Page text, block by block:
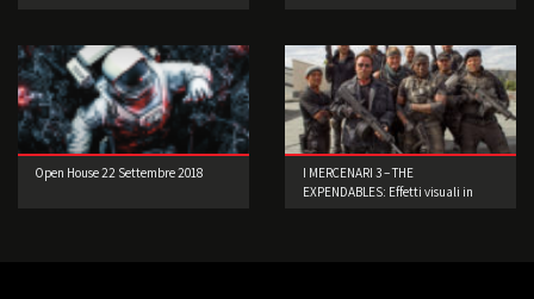
Open House 22 Settembre 2018
I MERCENARI 3 – THE
EXPENDABLES: Effetti visuali in